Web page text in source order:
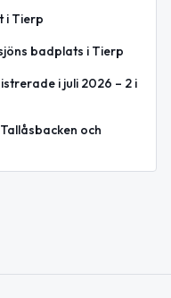
i Tierp
badplats i Tierp
i juli 2026 – 2 i
och